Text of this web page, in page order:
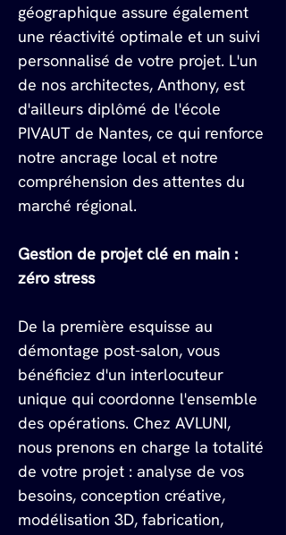
géographique assure également
une réactivité optimale et un suivi
personnalisé de votre projet. L'un
de nos architectes, Anthony, est
d'ailleurs diplômé de l'école
PIVAUT de Nantes, ce qui renforce
notre ancrage local et notre
compréhension des attentes du
marché régional.
Gestion de projet clé en main :
zéro stress
De la première esquisse au
démontage post-salon, vous
bénéficiez d'un interlocuteur
unique qui coordonne l'ensemble
des opérations. Chez AVLUNI,
nous prenons en charge la totalité
de votre projet : analyse de vos
besoins, conception créative,
modélisation 3D, fabrication,